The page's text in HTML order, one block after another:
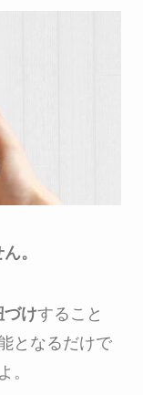
。
けすること
となるだけで
。